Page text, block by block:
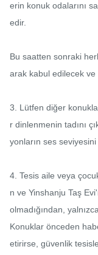
erin konuk odalarını
edir.
Bu saatten sonraki
arak kabul edilecek
3. Lütfen diğer
r dinlenmenin tadını
yonların ses
4. Tesis aile veya
n ve Yinshanju Taş
olmadığından,
Konuklar önceden
etirirse, güvenlik